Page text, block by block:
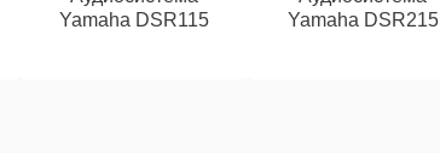
Yamaha DSR115
Yamaha DSR215